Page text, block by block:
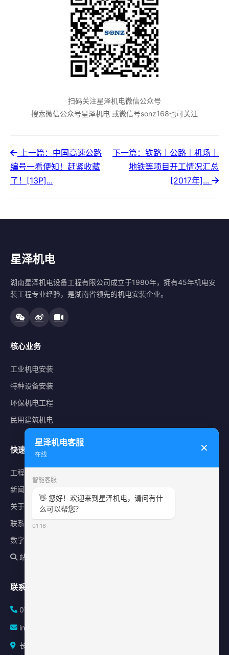
扫码关注星泽机电微信公众号
搜索微信公众号星泽机电 或微信号sonz168也可关注
上一篇：中国高速公路
编号一看便知！赶紧收藏
了！[13P]...
下一篇：铁路｜公路｜机场｜
地铁等项目开工情况汇总
[2017年]...
星泽机电
湖南星泽机电设备工程有限公司成立于1980年，拥有45年机电安
装工程专业经验，是湖南省领先的机电安装企业。
核心业务
工业机电安装
特种设备安装
环保机电工程
民用建筑机电
快速导航
工程案例
新闻中心
关于星泽
联系我们
数字化平台
站内搜索
联系方式
0731-84010225
info@sonz.cn
长沙县泉塘街道新长海广场写字楼A座2501室
星泽机电客服
在线
✕
智能客服
👋 您好！欢迎来到星泽机电，请问有什
么可以帮您？
01:16